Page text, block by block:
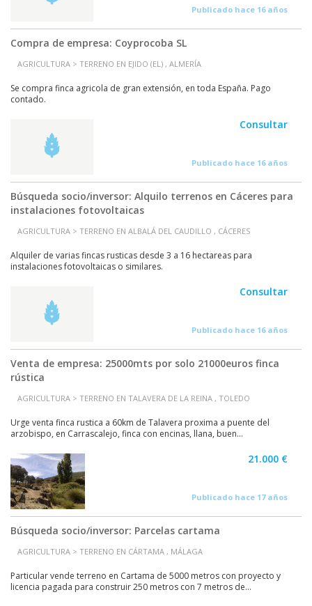
Publicado hace 16 años
Compra de empresa: Coyprocoba SL
AGRICULTURA > TERRENO EN EJIDO (EL) , ALMERÍA
Se compra finca agricola de gran extensión, en toda España. Pago
contado.
Consultar
Publicado hace 16 años
Búsqueda socio/inversor: Alquilo terrenos en Cáceres para
instalaciones fotovoltaicas
AGRICULTURA > TERRENO EN ALBALÁ DEL CAUDILLO , CÁCERES
Alquiler de varias fincas rusticas desde 3 a 16 hectareas para
instalaciones fotovoltaicas o similares.
Consultar
Publicado hace 16 años
Venta de empresa: 25000mts por solo 21000euros finca
rústica
AGRICULTURA > TERRENO EN TALAVERA DE LA REINA , TOLEDO
Urge venta finca rustica a 60km de Talavera proxima a puente del
arzobispo, en Carrascalejo, finca con encinas, llana, buen...
21.000 €
Publicado hace 17 años
Búsqueda socio/inversor: Parcelas cartama
AGRICULTURA > TERRENO EN CÁRTAMA , MÁLAGA
Particular vende terreno en Cartama de 5000 metros con proyecto y
licencia pagada para construir 250 metros con 7 metros de...